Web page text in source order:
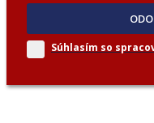
Súhlasím so